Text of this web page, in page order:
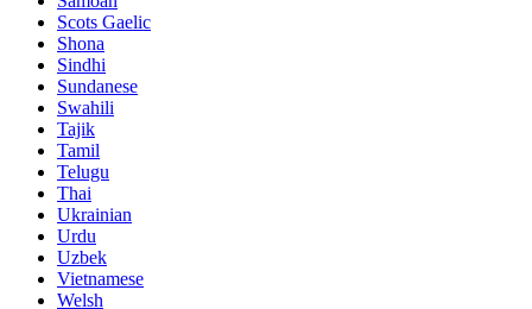
Scots Gaelic
Shona
Sindhi
Sundanese
Swahili
Tajik
Tamil
Telugu
Thai
Ukrainian
Urdu
Uzbek
Vietnamese
Welsh